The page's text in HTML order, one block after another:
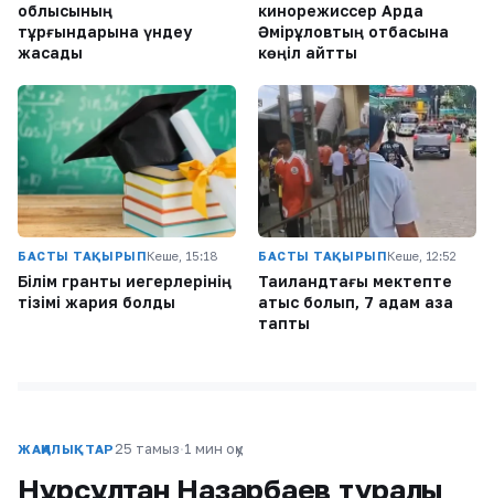
облысының
тұрғындарына үндеу
жасады
кинорежиссер Ардақ
Әмірқұловтың отбасына
көңіл айтты
БАСТЫ ТАҚЫРЫПКеше, 15:18
Білім гранты иегерлерінің
тізімі жария болды
БАСТЫ ТАҚЫРЫПКеше, 12:52
Таиландтағы мектепте
атыс болып, 7 адам қаза
тапты
ЖАҢАЛЫҚТАР 25 тамыз·1 мин оқу
Нұрсұлтан Назарбаев туралы